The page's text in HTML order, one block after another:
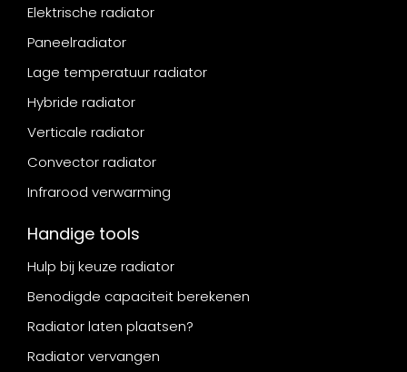
Elektrische radiator
Paneelradiator
Lage temperatuur radiator
Hybride radiator
Verticale radiator
Convector radiator
Infrarood verwarming
Handige tools
Hulp bij keuze radiator
Benodigde capaciteit berekenen
Radiator laten plaatsen?
Radiator vervangen